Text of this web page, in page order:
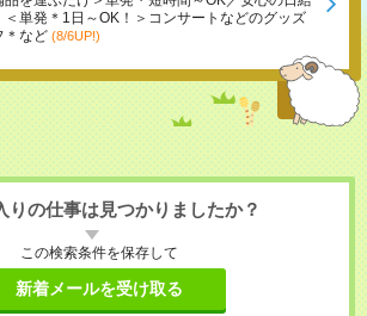
＜単発＊1日～OK！＞コンサートなどのグッズ
＊など (8/6UP!)
りの仕事は見つかりましたか？
この検索条件を保存して
新着メールを受け取る